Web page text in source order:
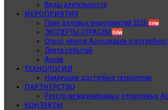
Виды деятельности
МЕРОПРИЯТИЯ
План деловых мероприятий 2026 new
ЭКСПЕРТЫ ОТРАСЛИ new
Опрос членов Ассоциации о
Лента событий
Архив
ТЕХНОЛОГИИ
Наилучшие доступные технологии
ПАРТНЕРСТВО
Реестр международных отраслевых
КОНТАКТЫ